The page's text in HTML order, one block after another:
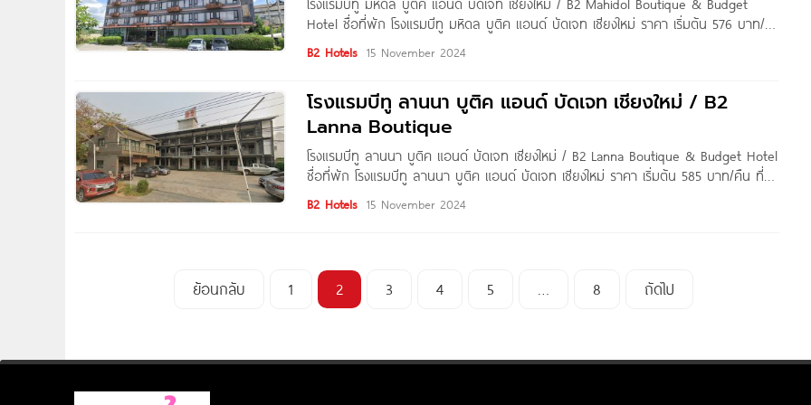
Hotel ชื่อที่พัก โรงแรมบีทู มหิดล บูติค แอนด์ บัดเจท เชียงใหม่ ราคา เริ่มต้น 576 บาท/
คืน ที่อยู่ 125/1 หมู่ 5 ถนนมหิดล ตำบลหนองหอย
B2 Hotels 15 November 2024
โรงแรมบีทู ลานนา บูติค แอนด์ บัดเจท เชียงใหม่ / B2
Lanna Boutique
โรงแรมบีทู ลานนา บูติค แอนด์ บัดเจท เชียงใหม่ / B2 Lanna Boutique & Budget Hotel
ชื่อที่พัก โรงแรมบีทู ลานนา บูติค แอนด์ บัดเจท เชียงใหม่ ราคา เริ่มต้น 585 บาท/คืน ที่
อยู่ 9 ซอย 2 ถนนสุขเกษม ตำบลช้างเผือก
B2 Hotels 15 November 2024
ย้อนกลับ 1 2 3 4 5 … 8 ถัดไป